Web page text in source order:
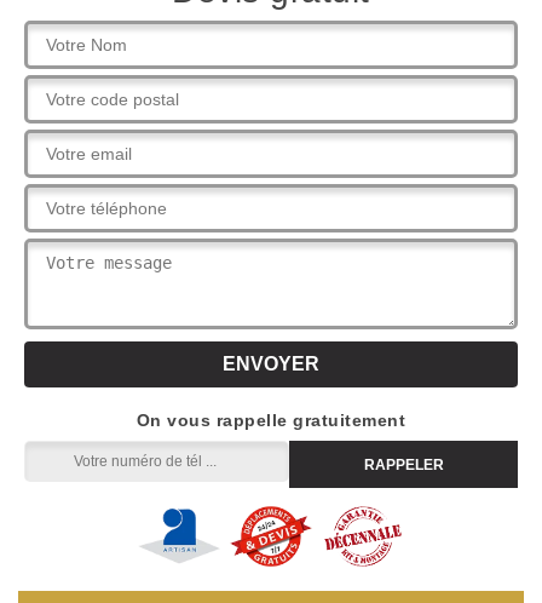
On vous rappelle gratuitement